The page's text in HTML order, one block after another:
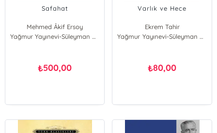
Safahat
Mehmed Âkif Ersoy
Yağmur Yayınevi-Süleyman Özdemir
₺500,00
Varlık ve Hece
Ekrem Tahir
Yağmur Yayınevi-Süleyman Özdemir
₺80,00